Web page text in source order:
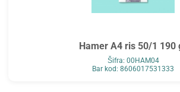
Hamer A4 ris 50/1 190
Šifra: 00HAM04
Bar kod: 8606017531333